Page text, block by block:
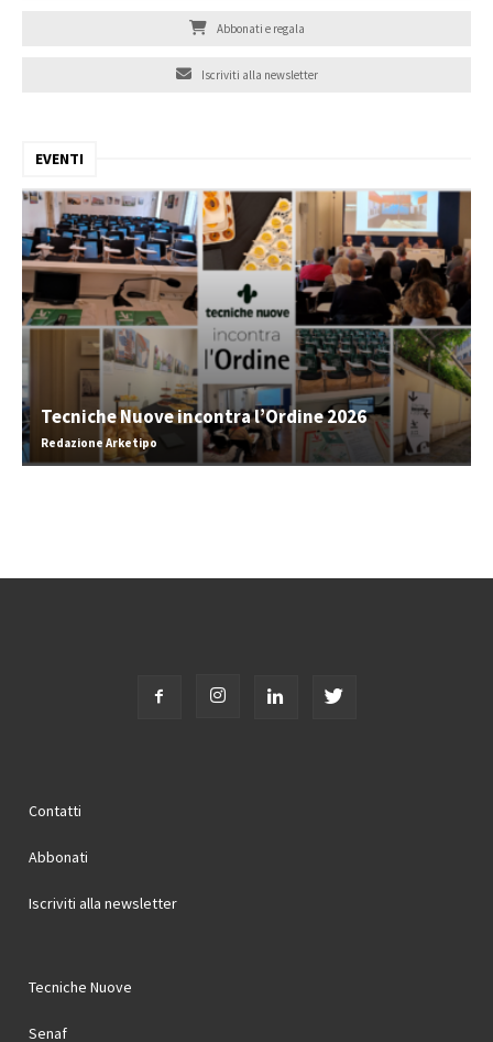
Abbonati e regala
Iscriviti alla newsletter
EVENTI
Tecniche Nuove incontra l’Ordine 2026
Redazione Arketipo
Contatti
Abbonati
Iscriviti alla newsletter
Tecniche Nuove
Senaf